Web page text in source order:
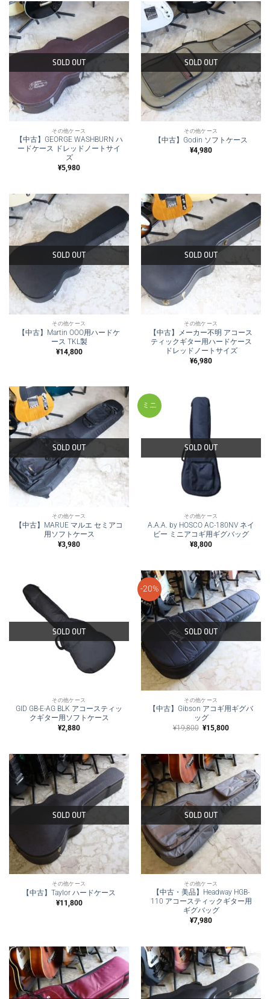
SOLD OUT
その他ケース
【中古】GEORGE WASHBURN ハ
ードケース ドレッドノートサイ
ズ
¥5,980
SOLD OUT
その他ケース
【中古】Godin ソフトケース
¥4,980
SOLD OUT
その他ケース
【中古】Martin OOO用ハードケ
ース TKL製
¥14,800
SOLD OUT
その他ケース
【中古】メーカー不明 アコース
ティックギター用ハードケース
ドレッドノートサイズ
¥6,980
SOLD OUT
その他ケース
【中古】MARUE マルエ セミアコ
用ソフトケース
¥3,980
ミニ
SOLD OUT
その他ケース
A.A.A. by HOSCO AC-180NV ネイ
ビー ミニアコギ用ギグバッグ
¥8,800
SOLD OUT
その他ケース
GID GB-E-AG BLK アコースティッ
クギター用ソフトケース
¥2,880
-20%
SOLD OUT
その他ケース
【中古】Gibson アコギ用ギグバ
ッグ
¥19,800 元
は
¥19,800
で
し
た。
¥15,800現
格
は
¥15,800
で
す。
SOLD OUT
その他ケース
【中古】Taylor ハードケース
¥11,800
SOLD OUT
その他ケース
【中古・美品】Headway HGB-
110 アコースティックギター用
ギグバッグ
¥7,980